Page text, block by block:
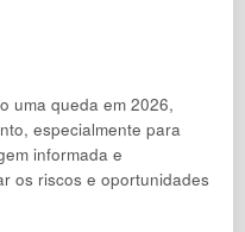
uma queda em 2026,
especialmente para
informada e
os riscos e oportunidades